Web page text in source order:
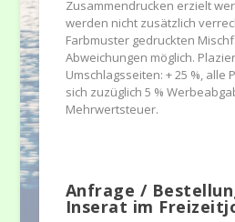
Zusammendrucken erzielt
werden nicht zusätzlich
Farbmuster gedruckten
Abweichungen möglich.
Umschlagsseiten: + 25 %, alle
sich zuzüglich 5 %
Mehrwertsteuer.
Anfrage /
Inserat im